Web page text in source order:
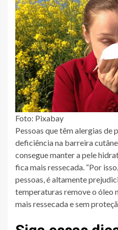
Foto: Pixabay
Pessoas que têm alergias de
deficiência na barreira
consegue manter a pele
fica mais ressecada. “Por
pessoas, é altamente
temperaturas remove o óleo
mais ressecada e sem